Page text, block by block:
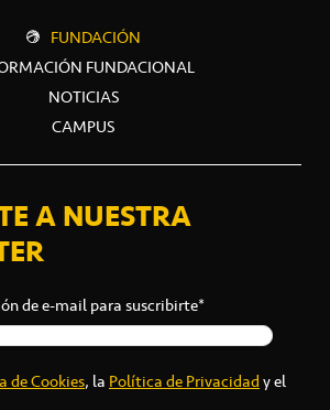
FUNDACIÓN
FUNDACIONAL
NOTICIAS
CAMPUS
A NUESTRA
de e-mail para suscribirte*
de Cookies, laPolítica de Privacidady el